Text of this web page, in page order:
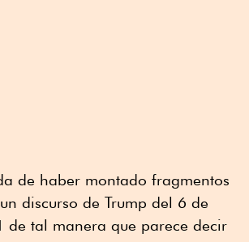
de haber montado fragmentos
discurso de Trump del 6 de
de tal manera que parece decir